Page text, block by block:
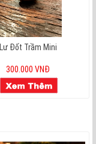
Lư Đốt Trầm Mini
300.000 VNĐ